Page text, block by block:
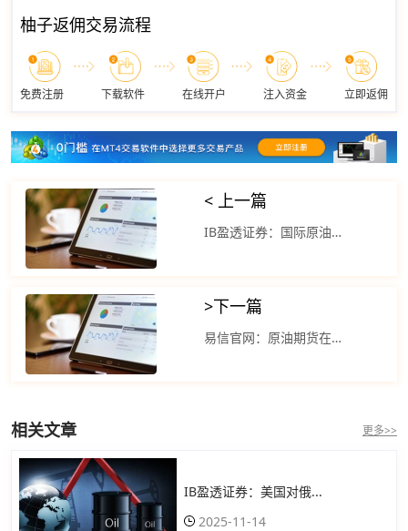
柚子返佣交易流程
免费注册 下载软件 在线开户 注入资金 立即返佣
< 上一篇
IB盈透证券：国际原油价格周五收高 中东冲突不断增加
>下一篇
易信官网：原油期货在经历上周大幅下跌后回升
相关文章 更多>>
IB盈透证券：美国对俄...
2025-11-14